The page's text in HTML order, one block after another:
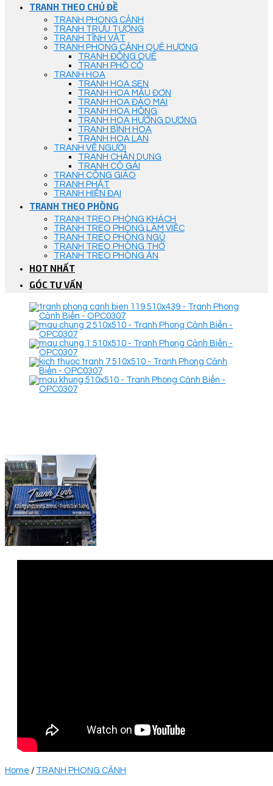
TRANH THEO CHỦ ĐỀ
TRANH PHONG CẢNH
TRANH TRỪU TƯỢNG
TRANH TĨNH VẬT
TRANH PHONG CẢNH QUÊ HƯƠNG
TRANH ĐỒNG QUÊ
TRANH PHỐ CỔ
TRANH HOA
TRANH HOA SEN
TRANH HOA MẪU ĐƠN
TRANH HOA ĐÀO MAI
TRANH HOA HỒNG
TRANH HOA HƯỚNG DƯƠNG
TRANH BÌNH HOA
TRANH HOA LAN
TRANH VẼ NGƯỜI
TRANH CHÂN DUNG
TRANH CÔ GÁI
TRANH CÔNG GIÁO
TRANH PHẬT
TRANH HIỆN ĐẠI
TRANH THEO PHÒNG
TRANH TREO PHÒNG KHÁCH
TRANH TREO PHÒNG LÀM VIỆC
TRANH TREO PHÒNG NGỦ
TRANH TREO PHÒNG THỜ
TRANH TREO PHÒNG ĂN
HOT NHẤT
GÓC TƯ VẤN
Home / TRANH PHONG CẢNH